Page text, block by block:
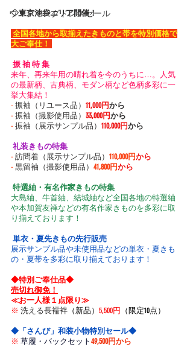
ウエディングドレスセール
◇東京池袋エリア開催！
大ご奉仕！
振 袖 特 集
来年、再来年用の晴れ着を今のうちに…。人気
の最新柄、古典柄、モダン柄など色柄多彩に一
挙大集結！
- 振袖（リユース品） 11,000円から
- 振袖（撮影使用品） 33,000円から
- 振袖（展示サンプル品） 110,000円から
礼装きもの特集
- 訪問着（展示サンプル品） 110,000円から
- 黒留袖（撮影使用品） 41,800円から
特選紬・有名作家きもの特集
大島紬、牛首紬、結城紬など全国各地の特選紬
や本加賀友禅などの有名作家きものを多彩に取
り揃えております！
単衣・夏先きもの先行販売
展示サンプル品や未使用品などの単衣・夏きも
の・夏帯を多彩に取り揃えております！
◆特別ご奉仕品◆
売切れ御免！
≪お一人様１点限り≫
※ 洗える長襦袢 （新品） 5,500円 （限定10点）
◆「さんび」和装小物特別セール◆
※ 草履・バックセット 49,500円から